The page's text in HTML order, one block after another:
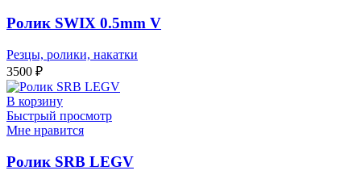
Ролик SWIX 0.5mm V
Резцы, ролики, накатки
3500 ₽
В корзину
Быстрый просмотр
Мне нравится
Ролик SRB LEGV